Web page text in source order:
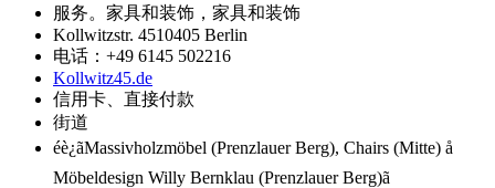
服务。家具和装饰，家具和装饰
Kollwitzstr. 4510405 Berlin
电话：+49 6145 502216
Kollwitz45.de
信用卡、直接付款
街道
éè¿ãMassivholzmöbel (Prenzlauer Berg), Chairs (Mitte) å
Möbeldesign Willy Bernklau (Prenzlauer Berg)ã